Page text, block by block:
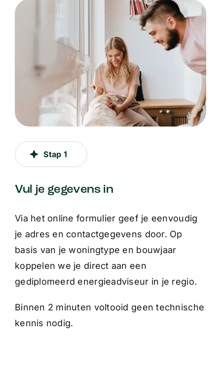
Stap 1
Vul je gegevens in
Via het online formulier geef je eenvoudig
je adres en contactgegevens door. Op
basis van je woningtype en bouwjaar
koppelen we je direct aan een
gediplomeerd energieadviseur in je regio.
Binnen 2 minuten voltooid geen technische
kennis nodig.